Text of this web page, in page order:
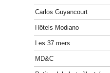
Carlos Guyancourt
Hôtels Modiano
Les 37 mers
MD&C